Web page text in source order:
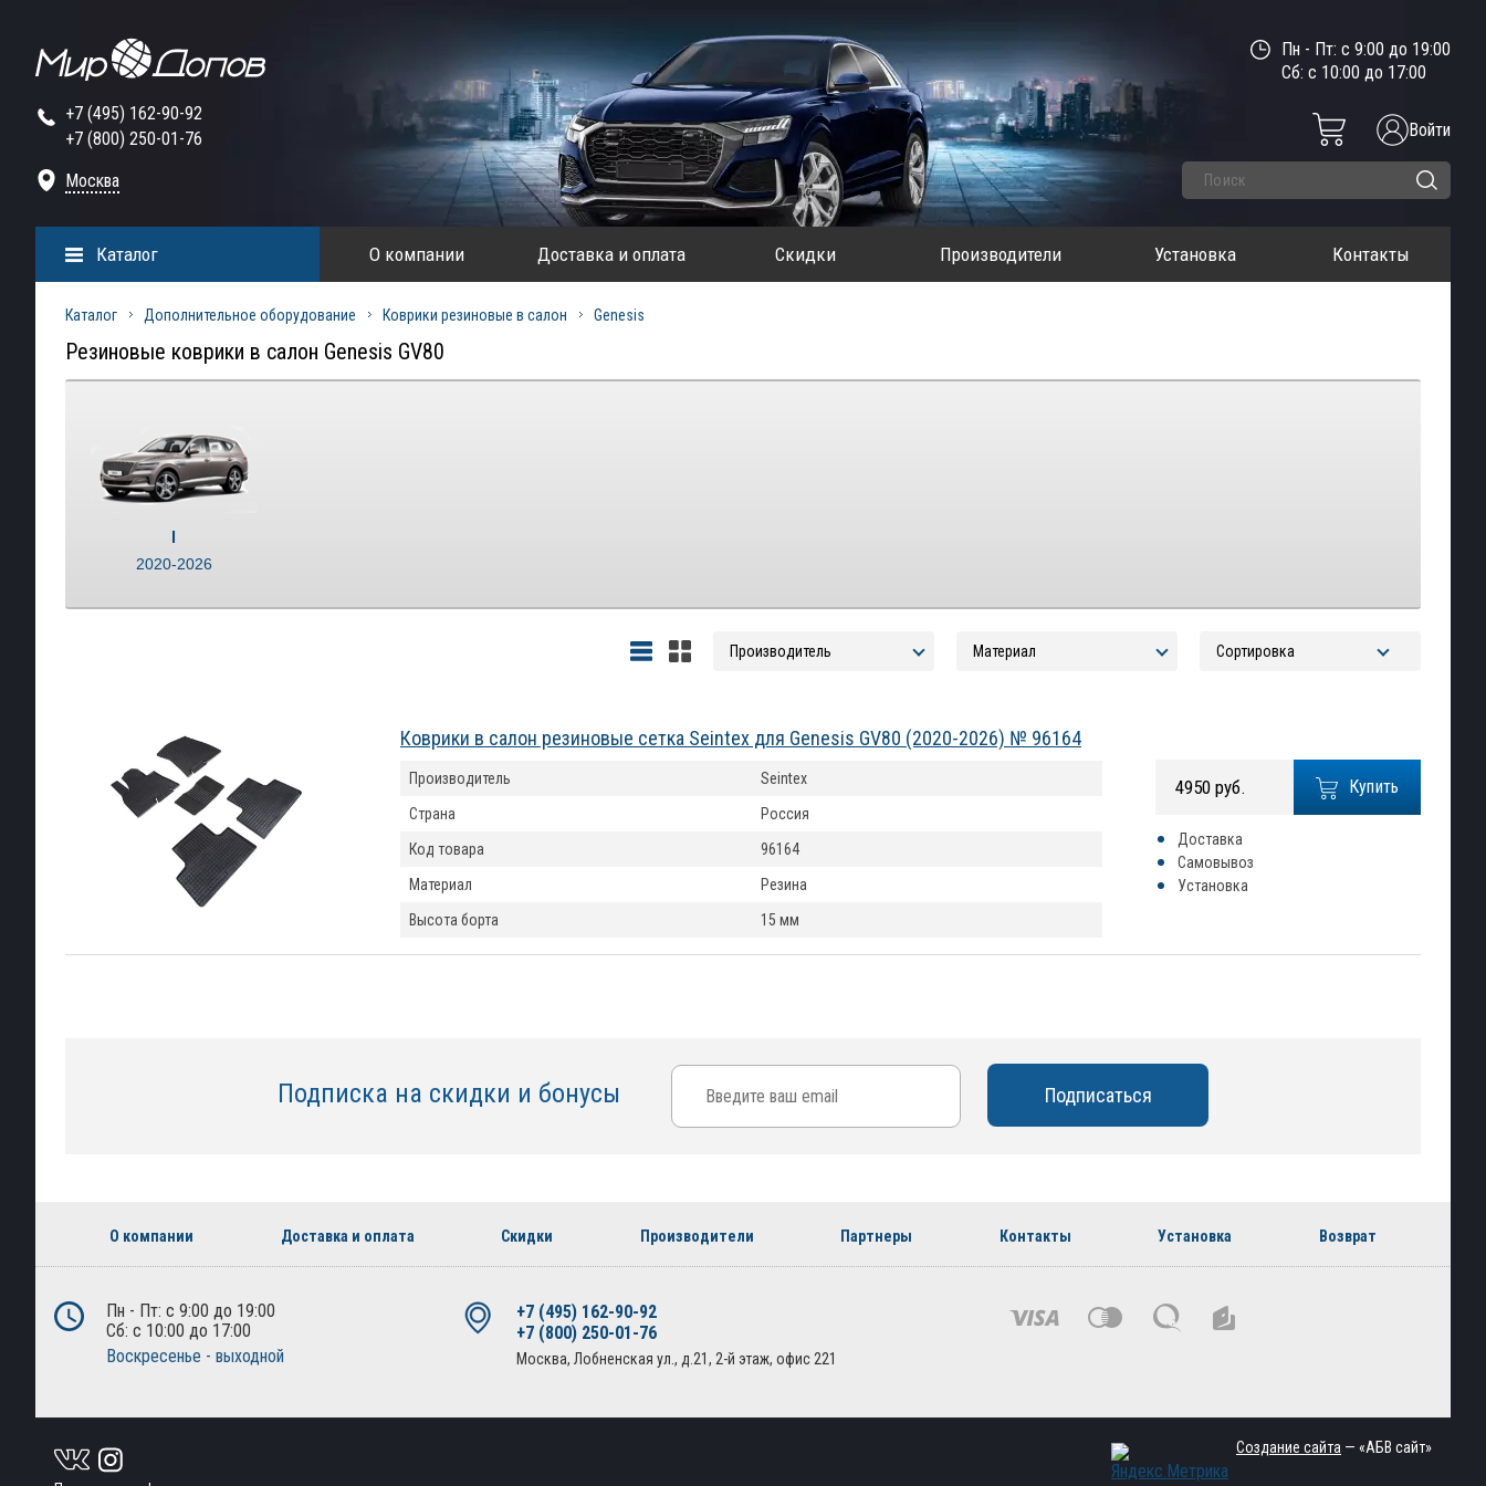
+7 (495) 162-90-92
+7 (800) 250-01-76
Москва
Пн - Пт: с 9:00 до 19:00
Сб: с 10:00 до 17:00
Войти
О компании Доставка и оплата Скидки Производители Установка Контакты
Каталог
Каталог Дополнительное оборудование Коврики резиновые в салон Genesis
Резиновые коврики в салон Genesis GV80
I
2020-2026
Коврики в салон резиновые сетка Seintex для Genesis GV80 (2020-2026) № 96164
Купить
4950 руб.
Доставка
Самовывоз
Установка
Производитель
Seintex
Страна
Россия
Код товара
96164
Материал
Резина
Высота борта
15 мм
Подписка на скидки и бонусы
О компании Доставка и оплата Скидки Производители Партнеры Контакты Установка Возврат
Пн - Пт: с 9:00 до 19:00
Сб: с 10:00 до 17:00
Воскресенье - выходной
+7 (495) 162-90-92
+7 (800) 250-01-76
Москва, Лобненская ул., д.21, 2-й этаж, офис 221
Создание сайта — «АБВ сайт»